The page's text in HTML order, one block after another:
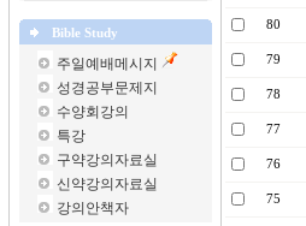
Bible Study
주일예배메시지
성경공부문제지
수양회강의
특강
구약강의자료실
신약강의자료실
강의안책자
80
79
78
77
76
75